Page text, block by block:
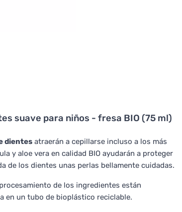
suave para niños - fresa BIO (75 ml)
dientes atraerán a cepillarse incluso a los más
y aloe vera en calidad BIO ayudarán a proteger
de los dientes unas perlas bellamente cuidadas.
de los ingredientes están
en un tubo de bioplástico reciclable.